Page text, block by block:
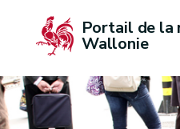
Portail de la
Wallonie